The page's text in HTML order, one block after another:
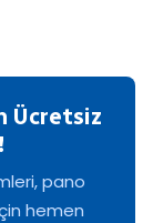
Ücretsiz
pano
hemen